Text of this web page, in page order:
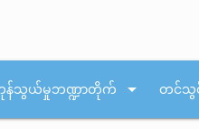
န်သွယ်မှုဘဏ္ဍာတိုက် arrow_drop_down တင်သွင်